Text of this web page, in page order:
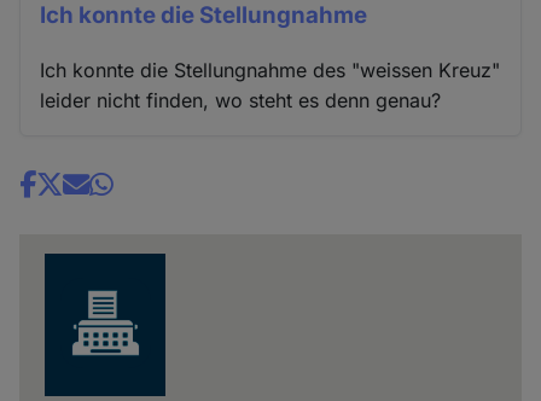
Ich konnte die Stellungnahme
Ich konnte die Stellungnahme des "weissen Kreuz"
leider nicht finden, wo steht es denn genau?
Share